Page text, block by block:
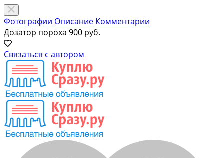
Фотографии Описание Комментарии
Дозатор пороха 900 руб.
Связаться с автором